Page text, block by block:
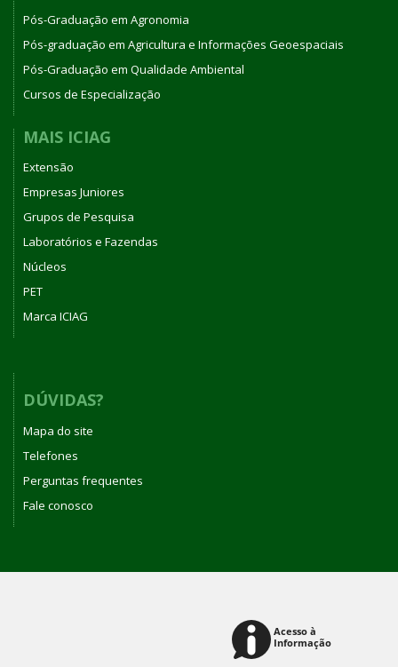
Pós-Graduação em Agronomia
Pós-graduação em Agricultura e Informações Geoespaciais
Pós-Graduação em Qualidade Ambiental
Cursos de Especialização
MAIS ICIAG
Extensão
Empresas Juniores
Grupos de Pesquisa
Laboratórios e Fazendas
Núcleos
PET
Marca ICIAG
DÚVIDAS?
Mapa do site
Telefones
Perguntas frequentes
Fale conosco